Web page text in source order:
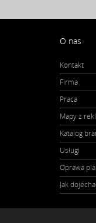
O nas
Kontakt
Firma
Praca
Mapy z
Katalog
Usługi
Oprawa
Jak